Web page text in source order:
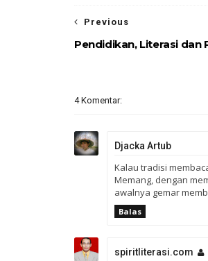
Previous
Pendidikan, Literasi dan
4 Komentar:
Djacka Artub
Kalau tradisi
Memang, dengan
awalnya gemar
Balas
spiritliterasi.com